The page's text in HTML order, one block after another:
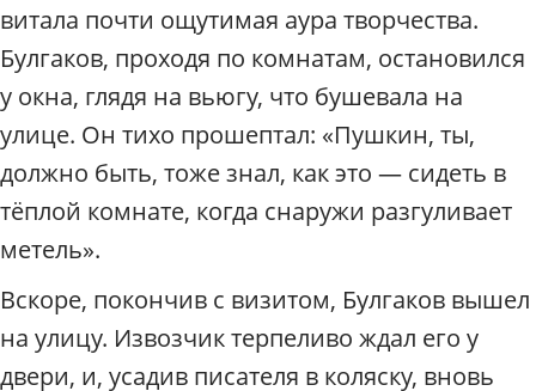
витала почти ощутимая аура творчества.
Булгаков, проходя по комнатам, остановился
у окна, глядя на вьюгу, что бушевала на
улице. Он тихо прошептал: «Пушкин, ты,
должно быть, тоже знал, как это — сидеть в
тёплой комнате, когда снаружи разгуливает
метель».
Вскоре, покончив с визитом, Булгаков вышел
на улицу. Извозчик терпеливо ждал его у
двери, и, усадив писателя в коляску, вновь